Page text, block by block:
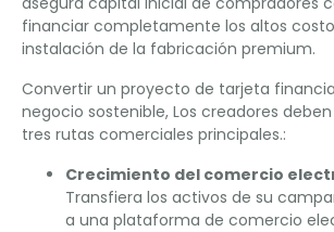
financiar completamente los altos
instalación de la fabricación premium.
Convertir un proyecto de tarjeta
negocio sostenible, Los creadores
tres rutas comerciales principales.:
Crecimiento del comercio
Transfiera los activos de su
a una plataforma de comercio